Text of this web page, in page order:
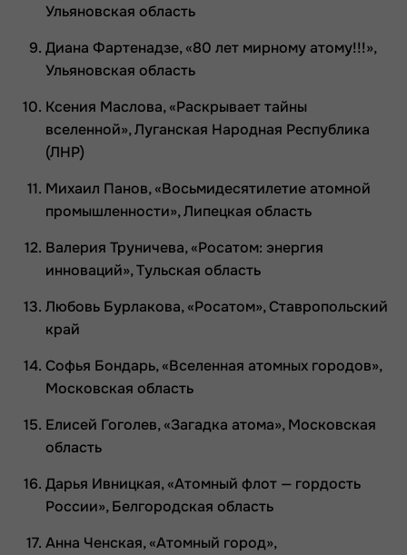
Ульяновская область
Диана Фартенадзе, «80 лет мирному атому!!!»,
Ульяновская область
Ксения Маслова, «Раскрывает тайны
вселенной», Луганская Народная Республика
(ЛНР)
Михаил Панов, «Восьмидесятилетие атомной
промышленности», Липецкая область
Валерия Труничева, «Росатом: энергия
инноваций», Тульская область
Любовь Бурлакова, «Росатом», Ставропольский
край
Софья Бондарь, «Вселенная атомных городов»,
Московская область
Елисей Гоголев, «Загадка атома», Московская
область
Дарья Ивницкая, «Атомный флот — гордость
России», Белгородская область
Анна Ченская, «Атомный город»,